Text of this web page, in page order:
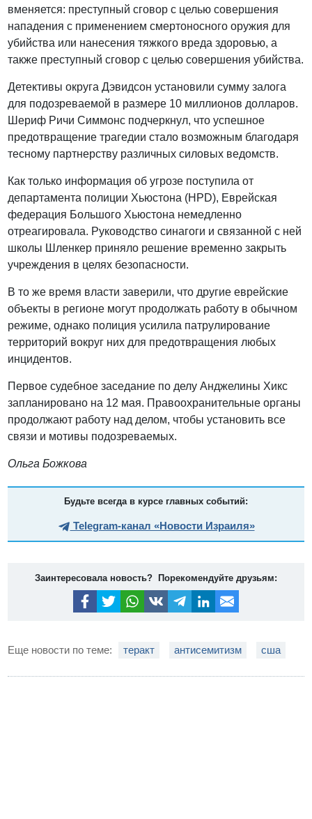
вменяется: преступный сговор с целью совершения
нападения с применением смертоносного оружия для
убийства или нанесения тяжкого вреда здоровью, а
также преступный сговор с целью совершения убийства.
Детективы округа Дэвидсон установили сумму залога
для подозреваемой в размере 10 миллионов долларов.
Шериф Ричи Симмонс подчеркнул, что успешное
предотвращение трагедии стало возможным благодаря
тесному партнерству различных силовых ведомств.
Как только информация об угрозе поступила от
департамента полиции Хьюстона (HPD), Еврейская
федерация Большого Хьюстона немедленно
отреагировала. Руководство синагоги и связанной с ней
школы Шленкер приняло решение временно закрыть
учреждения в целях безопасности.
В то же время власти заверили, что другие еврейские
объекты в регионе могут продолжать работу в обычном
режиме, однако полиция усилила патрулирование
территорий вокруг них для предотвращения любых
инцидентов.
Первое судебное заседание по делу Анджелины Хикс
запланировано на 12 мая. Правоохранительные органы
продолжают работу над делом, чтобы установить все
связи и мотивы подозреваемых.
Ольга Божкова
Будьте всегда в курсе главных событий:
Telegram-канал «Новости Израиля»
Заинтересовала новость? Порекомендуйте друзьям:
Еще новости по теме: теракт антисемитизм сша